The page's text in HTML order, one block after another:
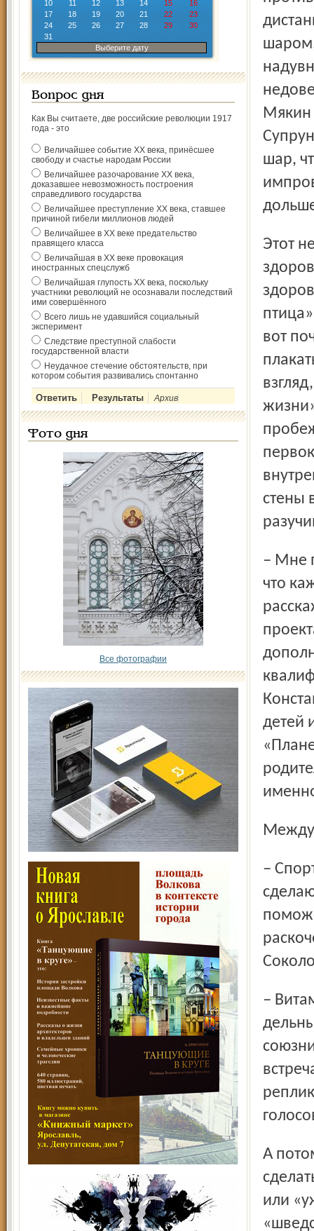
10
11 12 13 14 15
16
17
18 19 20 21 22
23
24
25 26 27 28 29
30
31
Выберите дату
Вопрос дня
Как Вы считаете, две российские революции 1917
года - это
Величайшее событие ХХ века, принёсшее
свободу и счастье народам России
Величайшее разочарование ХХ века,
доказавшее невозможность построения
справедливого государства
Величайшее преступление ХХ века, ставшее
причиной гибели миллионов людей
Величайшее в ХХ веке предательство
правящего класса
Величайшая в ХХ веке провокация
иностранных спецслужб
Величайшая глупость ХХ века, поскольку
участники революций не осознавали последствий
ими совершённого
Всего лишь не удавшийся социальный
эксперимент
Следствие преступной слабости
государственной власти
Неудачное стечение обстоятельств, при
котором события развивались спонтанно
Архив
Фото дня
Все фотографии
шаром,
Мякин
шар,
Этот неожиданный для пациентов больницы праздник
вот
стены
– Мне показалось очень важным, что о здоровье, о том,
что
детей
– Спорт и утренняя зарядка укрепят наши мышцы,
– Витамины! Фрукты! Овощи! – наперебой посыпались
А потом Светлана Константиновна предложила каждому
или